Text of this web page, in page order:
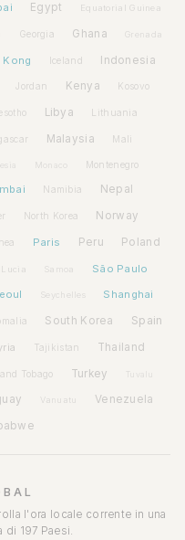
Egypt Equatorial Guinea
Georgia Ghana Grenada
Kong Iceland Indonesia
Jordan Kenya Kosovo
Libya Lithuania
Malaysia Mali
Monaco Montenegro
Namibia Nepal
North Korea Norway
Paris Peru Poland
Lucia Samoa São Paulo
Seychelles Shanghai
South Korea Spain
Tajikistan Thailand
Tobago Turkey Tuvalu
Vanuatu Venezuela
l'ora locale corrente in una
197 Paesi.